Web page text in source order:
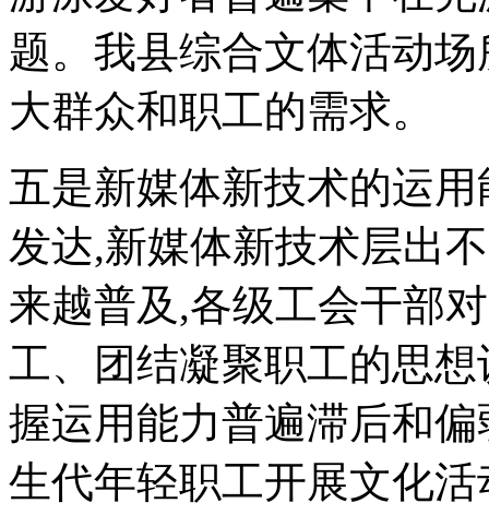
题。我县综合文体活动
大群众和职工的需求。
五是新媒体新技术的运
发达,新媒体新技术层出
来越普及,各级工会干部
工、团结凝聚职工的思
握运用能力普遍滞后和
生代年轻职工开展文化